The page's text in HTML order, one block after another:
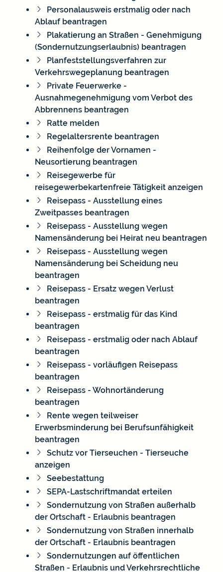
Personalausweis erstmalig oder nach
Ablauf beantragen
Plakatierung an Straßen - Genehmigung
(Sondernutzungserlaubnis) beantragen
Planfeststellungsverfahren zur
Verkehrswegeplanung beantragen
Private Feuerwerke -
Ausnahmegenehmigung vom Verbot des
Abbrennens beantragen
Ratte melden
Regelaltersrente beantragen
Reihenfolge der Vornamen -
Neusortierung beantragen
Reisegewerbe für
reisegewerbekartenfreie Tätigkeit anzeigen
Reisepass - Ausstellung eines
Zweitpasses beantragen
Reisepass - Ausstellung wegen
Namensänderung bei Heirat neu beantragen
Reisepass - Ausstellung wegen
Namensänderung bei Scheidung neu
beantragen
Reisepass - Ersatz wegen Verlust
beantragen
Reisepass - erstmalig für das Kind
beantragen
Reisepass - erstmalig oder nach Ablauf
beantragen
Reisepass - vorläufigen Reisepass
beantragen
Reisepass - Wohnortänderung
beantragen
Rente wegen teilweiser
Erwerbsminderung bei Berufsunfähigkeit
beantragen
Schutz vor Tierseuchen - Tierseuche
anzeigen
Seebestattung
SEPA-Lastschriftmandat erteilen
Sondernutzung von Straßen außerhalb
der Ortschaft - Erlaubnis beantragen
Sondernutzung von Straßen innerhalb
der Ortschaft - Erlaubnis beantragen
Sondernutzungen auf öffentlichen
Straßen - Erlaubnis und Verkehrsrechtliche